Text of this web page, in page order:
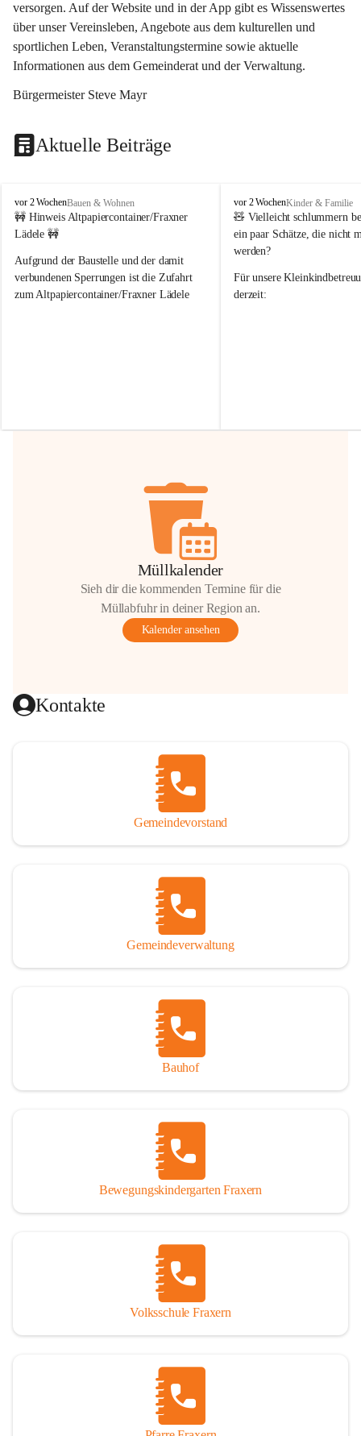
versorgen. Auf der Website und in der App gibt es Wissenswertes
über unser Vereinsleben, Angebote aus dem kulturellen und
sportlichen Leben, Veranstaltungstermine sowie aktuelle
Informationen aus dem Gemeinderat und der Verwaltung.
Bürgermeister Steve Mayr
Aktuelle Beiträge
F
r
a
e
r
n
vor 2 WochenBauen & Wohnen
🚧 Hinweis Altpapiercontainer/Fraxner
Lädele 🚧
Aufgrund der Baustelle und der damit
verbundenen Sperrungen ist die Zufahrt
zum Altpapiercontainer/Fraxner Lädele
Hilfsbereitschaft!
F
r
a
x
r
n
vor 2 WochenKinder & Familie
🧸 Vielleicht schlummern
ein paar Schätze, die nicht
werden?
Für unsere
derzeit:
Müllkalender
Sieh dir die kommenden Termine für die
Müllabfuhr in deiner Region an.
Kalender ansehen
Kontakte
Gemeindevorstand
Gemeindeverwaltung
Bauhof
Bewegungskindergarten Fraxern
Volksschule Fraxern